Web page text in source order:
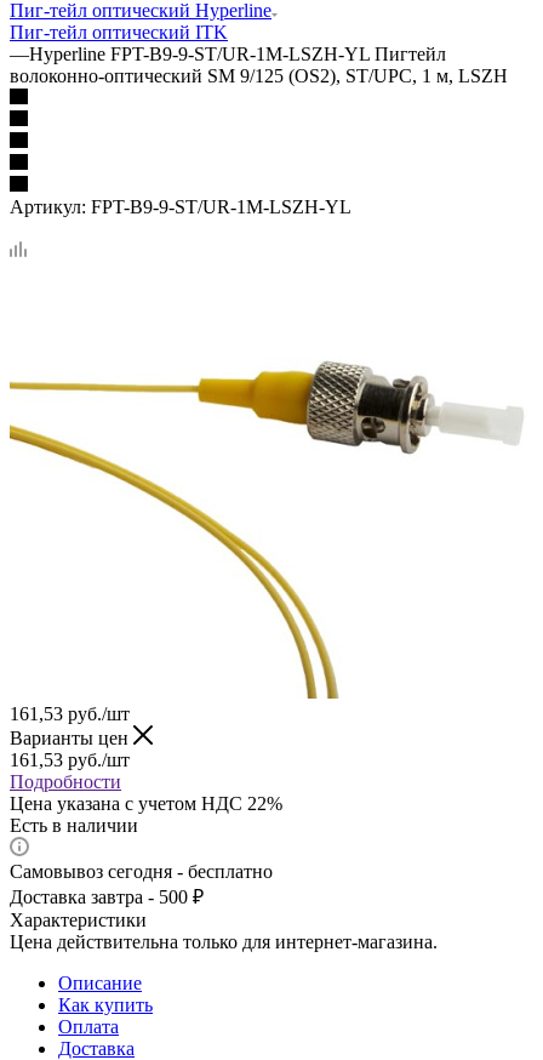
Пиг-тейл оптический Hyperline
Пиг-тейл оптический ITK
—Hyperline FPT-B9-9-ST/UR-1M-LSZH-YL Пигтейл
волоконно-оптический SM 9/125 (OS2), ST/UPC, 1 м, LSZH
Артикул: FPT-B9-9-ST/UR-1M-LSZH-YL
161,53 руб./шт
Варианты цен
161,53 руб./шт
Подробности
Цена указана с учетом НДС 22%
Есть в наличии
Самовывоз сегодня - бесплатно
Доставка завтра - 500 ₽
Характеристики
Цена действительна только для интернет-магазина.
Описание
Как купить
Оплата
Доставка